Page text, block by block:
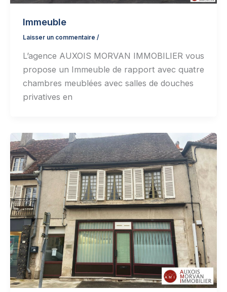
Immeuble
Laisser un commentaire /
L’agence AUXOIS MORVAN IMMOBILIER vous
propose un Immeuble de rapport avec quatre
chambres meublées avec salles de douches
privatives en